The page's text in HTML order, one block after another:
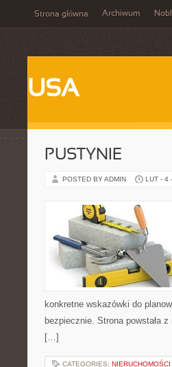
Strona główna Archiwum
USA
PUSTYNIE
POSTED BY ADMIN LUT - 4
konkretne wskazówki do
bezpiecznie. Strona powstała
[…]
CATEGORIES: NIERUCHOMOŚCI